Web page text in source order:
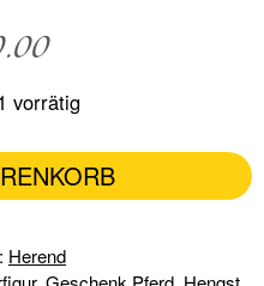
vorrätig
Herend